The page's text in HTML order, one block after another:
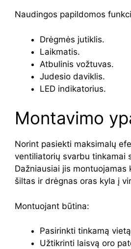
Naudingos papildomos
Drėgmės jutiklis.
Laikmatis.
Atbulinis vožtuvas.
Judesio daviklis.
LED indikatorius.
Montavimo
Norint pasiekti maksimalų
ventiliatorių svarbu tinkamai
Dažniausiai jis montuojamas
šiltas ir drėgnas oras kyla į
Montuojant būtina:
Pasirinkti tinkamą
Užtikrinti laisvą oro